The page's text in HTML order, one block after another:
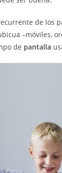
de los
–móviles,
de pantalla